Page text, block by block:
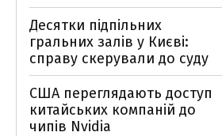
Десятки підпільних
гральних залів у Києві:
справу скерували до суду
США переглядають доступ
китайських компаній до
чипів Nvidia